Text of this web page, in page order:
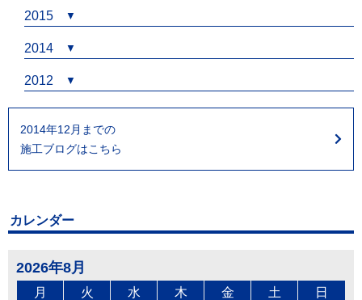
2015
2014
2012
2014年12月までの
施工ブログはこちら
カレンダー
2026年8月
月 火 水 木 金 土 日